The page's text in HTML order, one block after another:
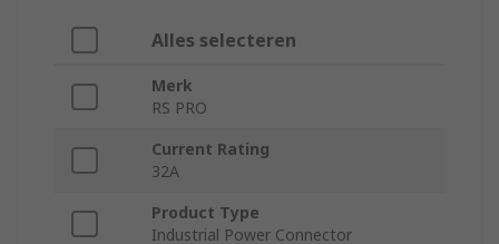
Alles selecteren
Merk
RS PRO
Current Rating
32A
Product Type
Industrial Power Connector